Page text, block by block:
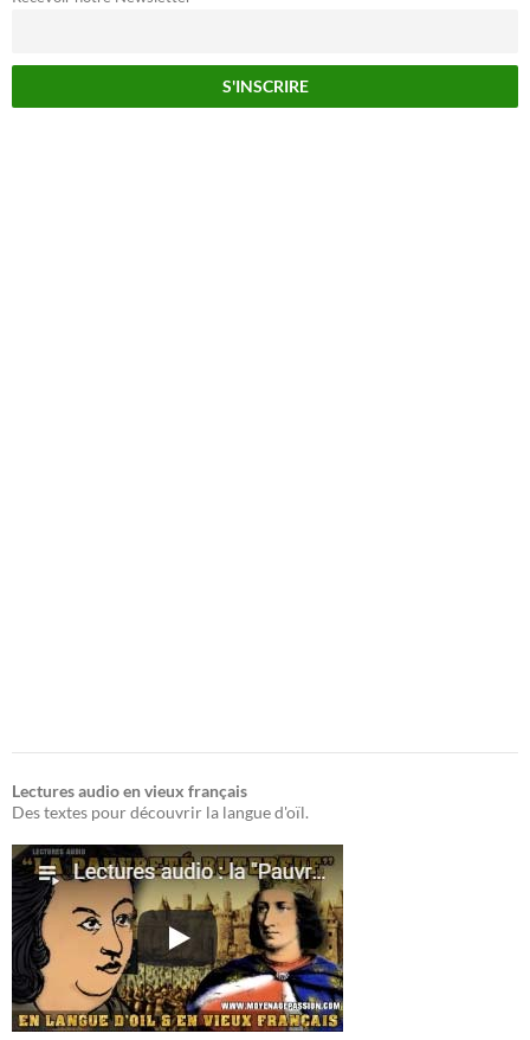
Lectures audio en vieux français
Des textes pour découvrir la langue d'oïl.